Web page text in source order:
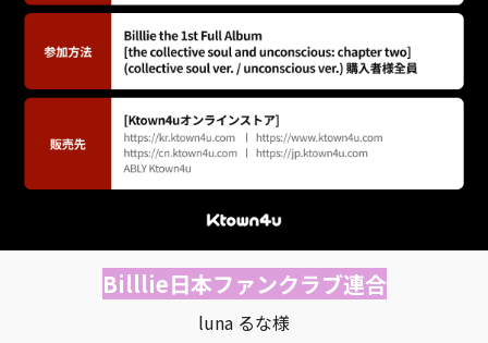
Billlie日本ファンクラブ連合
luna るな様